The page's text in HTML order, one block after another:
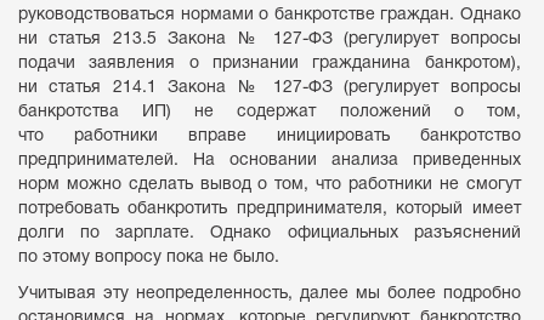
руководствоваться нормами о банкротстве граждан. Однако
ни статья 213.5 Закона № 127-ФЗ (регулирует вопросы
подачи заявления о признании гражданина банкротом),
ни статья 214.1 Закона № 127-ФЗ (регулирует вопросы
банкротства ИП) не содержат положений о том,
что работники вправе инициировать банкротство
предпринимателей. На основании анализа приведенных
норм можно сделать вывод о том, что работники не смогут
потребовать обанкротить предпринимателя, который имеет
долги по зарплате. Однако официальных разъяснений
по этому вопросу пока не было.
Учитывая эту неопределенность, далее мы более подробно
остановимся на нормах, которые регулируют банкротство